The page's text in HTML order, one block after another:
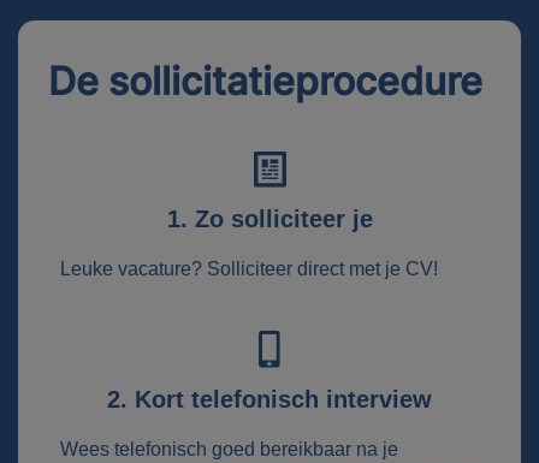
De sollicitatieprocedure
1. Zo solliciteer je
Leuke vacature? Solliciteer direct met je CV!
2. Kort telefonisch interview
Wees telefonisch goed bereikbaar na je